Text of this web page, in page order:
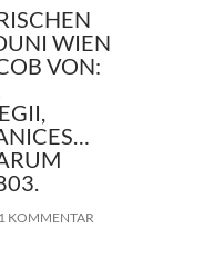
WIEN
VON:
1 KOMMENTAR